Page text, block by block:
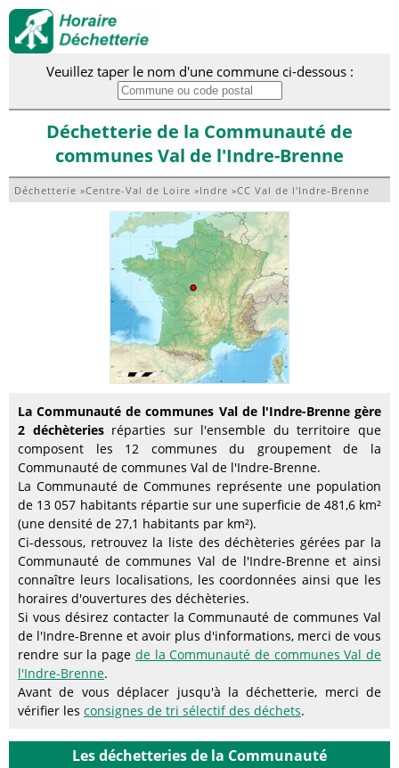
Veuillez taper le nom d'une commune ci-dessous :
Déchetterie de la Communauté de
communes Val de l'Indre-Brenne
Déchetterie »Centre-Val de Loire »Indre »CC Val de l'Indre-Brenne
La Communauté de communes Val de l'Indre-Brenne gère
2 déchèteriesréparties sur l'ensemble du territoire que
composent les 12 communes du groupement de la
Communauté de communes Val de l'Indre-Brenne.
La Communauté de Communes représente une population
de 13 057 habitants répartie sur une superficie de 481,6 km²
(une densité de 27,1 habitants par km²).
Ci-dessous, retrouvez la liste des déchèteries gérées par la
Communauté de communes Val de l'Indre-Brenne et ainsi
connaître leurs localisations, les coordonnées ainsi que les
horaires d'ouvertures des déchèteries.
Si vous désirez contacter la Communauté de communes Val
de l'Indre-Brenne et avoir plus d'informations, merci de vous
rendre sur la page de la Communauté de communes Val de
l'Indre-Brenne.
Avant de vous déplacer jusqu'à la déchetterie, merci de
vérifier les consignes de tri sélectif des déchets.
Les déchetteries de la Communauté